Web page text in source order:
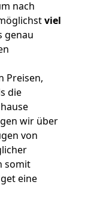
nach
viel
genau
Preisen,
die
wir über
von
somit
eine